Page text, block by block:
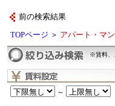
前の検索結果
TOPページ ＞ アパート・マ
※賃料、
～